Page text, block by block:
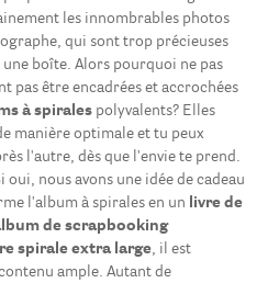
les innombrables photos
qui sont trop précieuses
boîte. Alors pourquoi ne pas
pas être encadrées et accrochées
à spirales polyvalents? Elles
manière optimale et tu peux
l'autre, dès que l'envie te prend.
oui, nous avons une idée de cadeau
l'album à spirales en un
livre de
de scrapbooking
spirale extra large, il est
ample. Autant de